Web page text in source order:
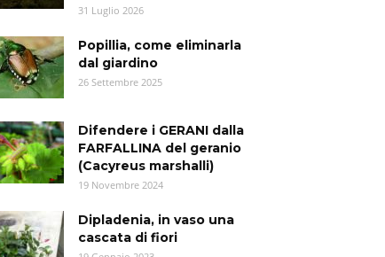
31 Luglio 2026
Popillia, come eliminarla
dal giardino
26 Settembre 2025
Difendere i GERANI dalla
FARFALLINA del geranio
(Cacyreus marshalli)
19 Novembre 2024
Dipladenia, in vaso una
cascata di fiori